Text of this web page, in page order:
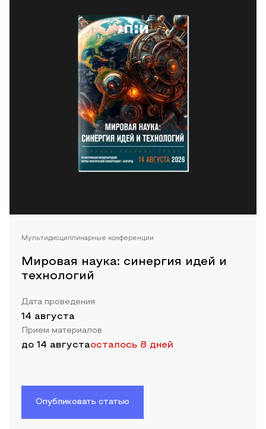
Мультидисциплинарные конференции
Мировая наука: синергия идей и
технологий
Дата проведения
14 августа
Прием материалов
до 14 августаосталось 8 дней
Опубликовать статью